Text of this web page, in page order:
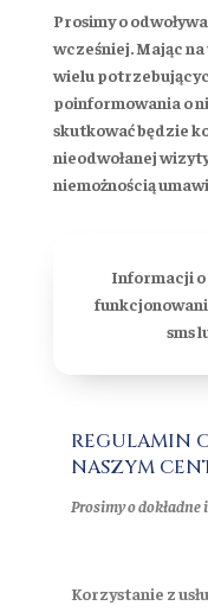
Prosimy o
wcześniej. Mając
wielu
poinformowania o
skutkować będzie
nieodwołanej
niemożnością
Informacji
sms
REGULAMIN
NASZYM
Prosimyo dokładne
Korzystanie z